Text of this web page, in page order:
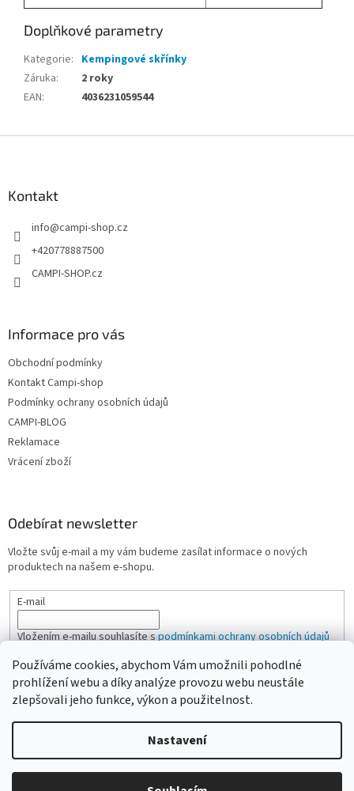
Používáme cookies, abychom Vám umožnili pohodlné
prohlížení webu a díky analýze provozu webu neustále
zlepšovali jeho funkce, výkon a použitelnost.
Nastavení
Vážení zákazníci, pokud na eshopu nenajdete žádanou položku,
Doplňkové parametry
Kategorie: Kempingové skřínky
Záruka:
2 roky
EAN: 4036231059544
Kontakt
info@campi-shop.cz
+420778887500
CAMPI-SHOP.cz
Informace pro vás
Obchodní podmínky
Kontakt Campi-shop
Podmínky ochrany osobních údajů
CAMPI-BLOG
Reklamace
Vrácení zboží
Odebírat newsletter
Vložte svůj e-mail a my vám budeme zasílat informace o nových
produktech na našem e-shopu.
E-mail
Vložením e-mailu souhlasíte spodmínkami ochrany osobních údajů
PŘIHLÁSIT SE
Vytvořil Shoptet